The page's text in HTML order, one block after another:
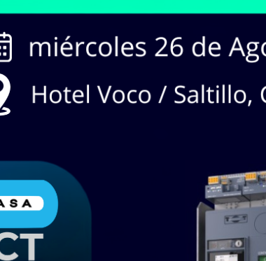
¡Haz CLICK
en
cotizaciones!
PCA-
TARJETA
CPU DEL